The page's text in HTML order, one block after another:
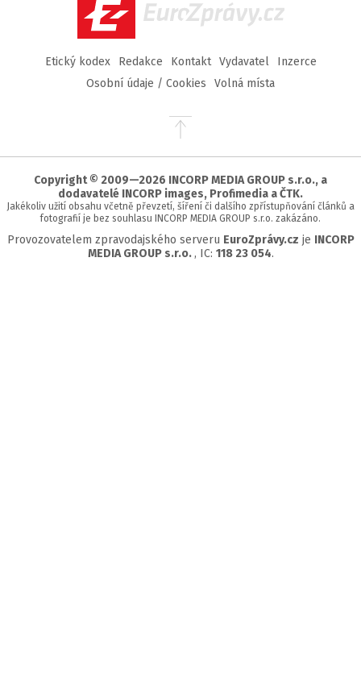
EuroZprávy.cz
Etický kodex Redakce Kontakt Vydavatel
Inzerce
Osobní údaje / Cookies
Volná místa
Přejít
stránky
Copyright © 2009—2026 INCORP MEDIA GROUP s.r.o., a
dodavatelé INCORP images, Profimedia a ČTK.
Jakékoliv užití obsahu včetně převzetí, šíření či dalšího zpřístupňování článků a
fotografií je bez souhlasu INCORP MEDIA GROUP s.r.o. zakázáno.
Provozovatelem zpravodajského serveru EuroZprávy.cz je INCORP
MEDIA GROUP s.r.o. , IC: 118 23 054.